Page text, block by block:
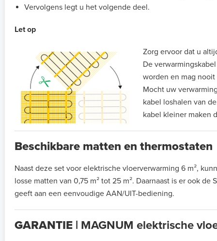
Vervolgens legt u het volgende deel.
Let op
Zorg ervoor dat u
De
worden en mag
Mocht uw
kabel loshalen van
kabel kleiner maken
Beschikbare matten en thermostaten
Naast deze set voor elektrische vloerverwarming 6 m²,
losse matten van 0,75 m² tot 25 m². Daarnaast is er ook
geeft aan een eenvoudige AAN/UIT-bediening.
GARANTIE | MAGNUM elektrische